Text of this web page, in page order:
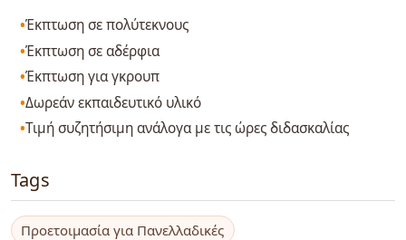
Έκπτωση σε πολύτεκνους
Έκπτωση σε αδέρφια
Έκπτωση για γκρουπ
Δωρεάν εκπαιδευτικό υλικό
Τιμή συζητήσιμη ανάλογα με τις ώρες διδασκαλίας
Tags
Προετοιμασία για Πανελλαδικές